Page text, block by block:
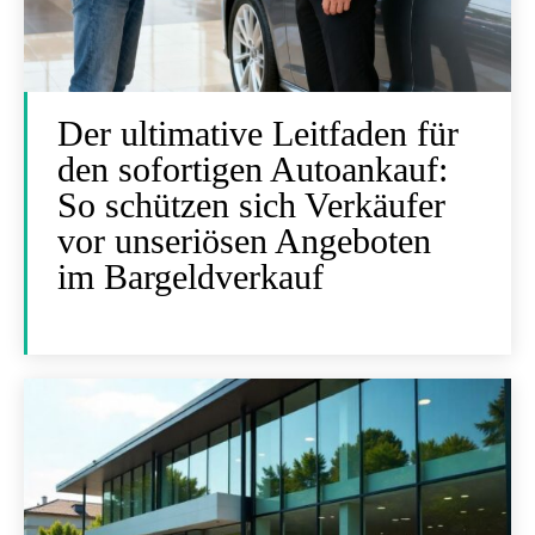
Der ultimative Leitfaden für
den sofortigen Autoankauf:
So schützen sich Verkäufer
vor unseriösen Angeboten
im Bargeldverkauf